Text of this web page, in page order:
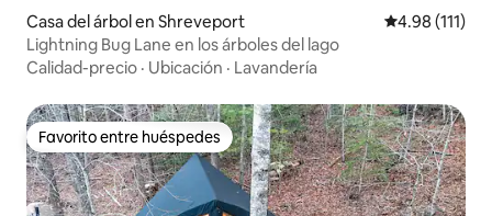
Casa del árbol en Shreveport Calificación
4.98 (111)
Lightning Bug Lane en los árboles del lago
Calidad-precio · Ubicación · Lavandería
Favorito entre huéspedes
Favorito entre huéspedes